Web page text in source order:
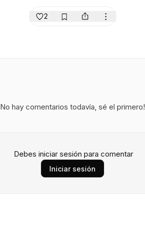
2
No hay comentarios todavía, sé el primero!
Debes iniciar sesión para comentar
Iniciar sesión